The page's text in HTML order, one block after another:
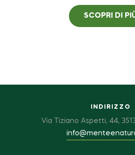
SCOPRI DI
INDIRIZZO
Via Tiziano Aspetti, 44,